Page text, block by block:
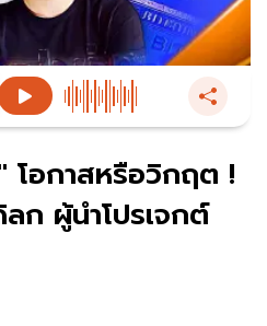
อกาสหรือวิกฤต !
ก ผู้นำโปรเจกต์